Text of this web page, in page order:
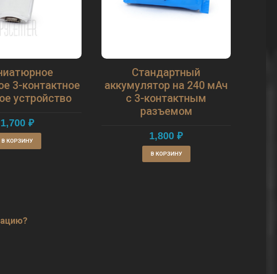
3-контактное
устройство
1,700 ₽
В КОРЗИНУ
Стандартный
аккумулятор на 240 мАч
с 3-контактным
разъемом
1,800₽
В КОРЗИНУ